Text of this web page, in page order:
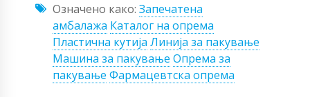
Означено како: Запечатена
амбалажа Каталог на опрема
Пластична кутија Линија за пакување
Машина за пакување Опрема за
пакување Фармацевтска опрема